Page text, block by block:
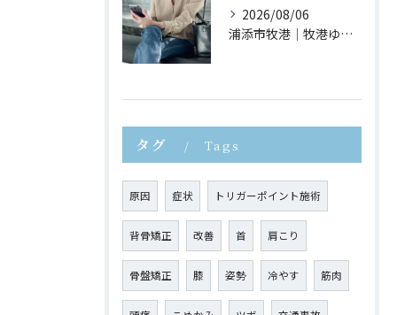
2026/08/06
浦添市牧港｜牧港ゆがみ鍼灸整骨院｜スマホ首が身体に与える影響とは？
タグ Tags
原因 症状 トリガーポイント施術
背骨矯正 改善 首 肩こり
骨盤矯正 膝 姿勢 冷やす 筋肉